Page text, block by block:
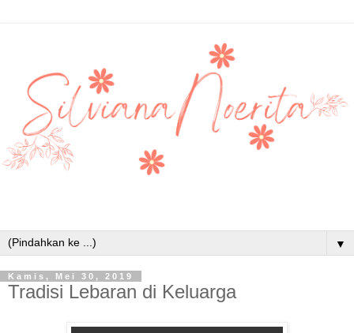
▼
Kamis, Mei 30, 2019
Tradisi Lebaran di Keluarga